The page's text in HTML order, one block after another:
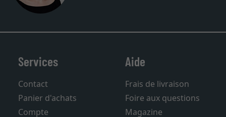
Services
Contact
Panier d'achats
Aide
Frais de livraison
Foire aux questions